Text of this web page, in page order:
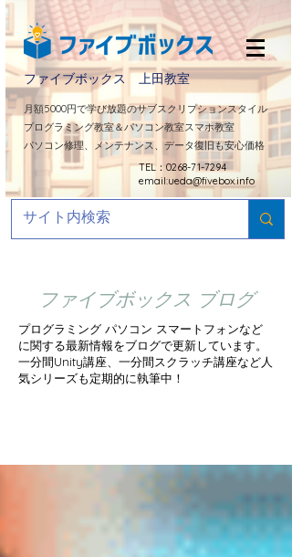
ファイブボックス 上田教室
​月額5000円で学び放題のサブスクリプションスタイル
プログラミング教室＆パソコン教室スマホ教室
パソコン修理、メンテナンス、データ復旧も安心価格
TEL：0268-71-7294
email:ueda@fivebox.info
ファイブボックス ブログ
プログラミング パソコン スマートフォンなど
に関する最新情報をブログで更新しています。
​一分間Unity講座、一分間スクラッチ講座など人
気シリーズも定期的に執筆中！